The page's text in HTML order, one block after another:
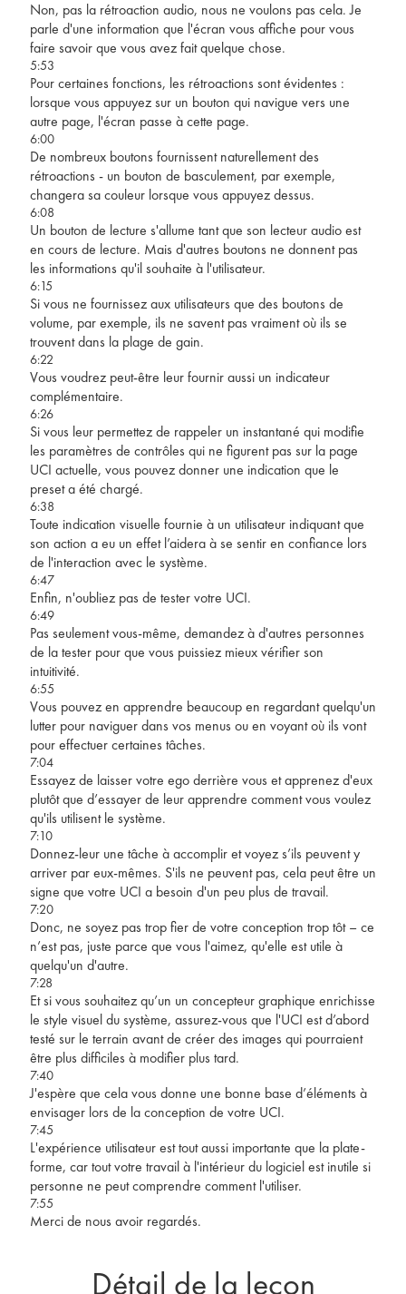
Non, pas la rétroaction audio, nous ne voulons pas cela. Je
parle d'une information que l'écran vous affiche pour vous
faire savoir que vous avez fait quelque chose.
5:53
Pour certaines fonctions, les rétroactions sont évidentes :
lorsque vous appuyez sur un bouton qui navigue vers une
autre page, l'écran passe à cette page.
6:00
De nombreux boutons fournissent naturellement des
rétroactions - un bouton de basculement, par exemple,
changera sa couleur lorsque vous appuyez dessus.
6:08
Un bouton de lecture s'allume tant que son lecteur audio est
en cours de lecture. Mais d'autres boutons ne donnent pas
les informations qu'il souhaite à l'utilisateur.
6:15
Si vous ne fournissez aux utilisateurs que des boutons de
volume, par exemple, ils ne savent pas vraiment où ils se
trouvent dans la plage de gain.
6:22
Vous voudrez peut-être leur fournir aussi un indicateur
complémentaire.
6:26
Si vous leur permettez de rappeler un instantané qui modifie
les paramètres de contrôles qui ne figurent pas sur la page
UCI actuelle, vous pouvez donner une indication que le
preset a été chargé.
6:38
Toute indication visuelle fournie à un utilisateur indiquant que
son action a eu un effet l’aidera à se sentir en confiance lors
de l'interaction avec le système.
6:47
Enfin, n'oubliez pas de tester votre UCI.
6:49
Pas seulement vous-même, demandez à d'autres personnes
de la tester pour que vous puissiez mieux vérifier son
intuitivité.
6:55
Vous pouvez en apprendre beaucoup en regardant quelqu'un
lutter pour naviguer dans vos menus ou en voyant où ils vont
pour effectuer certaines tâches.
7:04
Essayez de laisser votre ego derrière vous et apprenez d'eux
plutôt que d’essayer de leur apprendre comment vous voulez
qu'ils utilisent le système.
7:10
Donnez-leur une tâche à accomplir et voyez s’ils peuvent y
arriver par eux-mêmes. S'ils ne peuvent pas, cela peut être un
signe que votre UCI a besoin d'un peu plus de travail.
7:20
Donc, ne soyez pas trop fier de votre conception trop tôt – ce
n’est pas, juste parce que vous l'aimez, qu'elle est utile à
quelqu'un d'autre.
7:28
Et si vous souhaitez qu’un un concepteur graphique enrichisse
le style visuel du système, assurez-vous que l'UCI est d’abord
testé sur le terrain avant de créer des images qui pourraient
être plus difficiles à modifier plus tard.
7:40
J'espère que cela vous donne une bonne base d’éléments à
envisager lors de la conception de votre UCI.
7:45
L'expérience utilisateur est tout aussi importante que la plate-
forme, car tout votre travail à l'intérieur du logiciel est inutile si
personne ne peut comprendre comment l'utiliser.
7:55
Merci de nous avoir regardés.
Détail de la leçon